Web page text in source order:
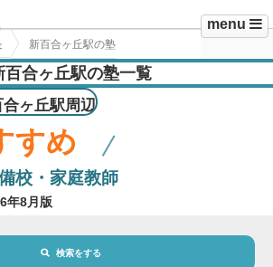
menu
新百合ヶ丘駅の塾
百合ヶ丘駅の塾一覧
合ヶ丘駅周辺
すめ
校・家庭教師
年8月版
検索をする